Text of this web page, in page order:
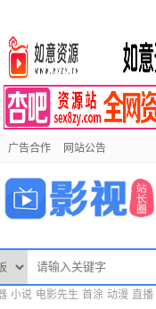
广告合作 网站公告
小说 电影先生 首涂 动漫 直播